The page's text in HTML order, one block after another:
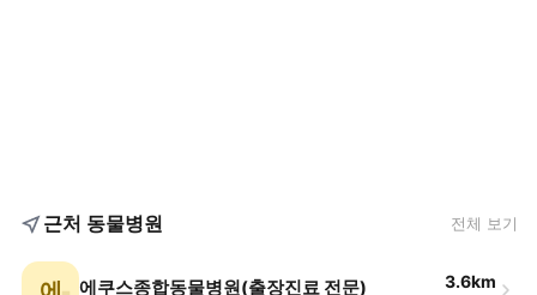
근처 동물병원 전체 보기
에쿠스종합동물병원(출장진료 전문) 3.6km